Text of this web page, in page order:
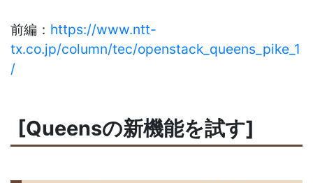
前編： https://www.ntt-
tx.co.jp/column/tec/openstack_queens_pike_1
/
[Queensの新機能を試す]